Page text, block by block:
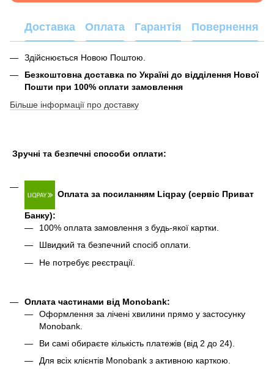
Доставка Оплата Гарантія Повернення
Здійснюється Новою Поштою.
Безкоштовна доставка по Україні до відділення Нової
Пошти при 100% оплати замовлення
Більше інформації про доставку
Зручні та безпечні способи оплати:
Оплата за посиланням Liqpay (сервіс Приват
Банку):
100% оплата замовлення з будь-якої картки.
Швидкий та безпечний спосіб оплати.
Не потребує реєстрації.
Оплата частинами від Monobank:
Оформлення за лічені хвилини прямо у застосунку
Monobank.
Ви самі обираєте кількість платежів (від 2 до 24).
Для всіх клієнтів Monobank з активною карткою.